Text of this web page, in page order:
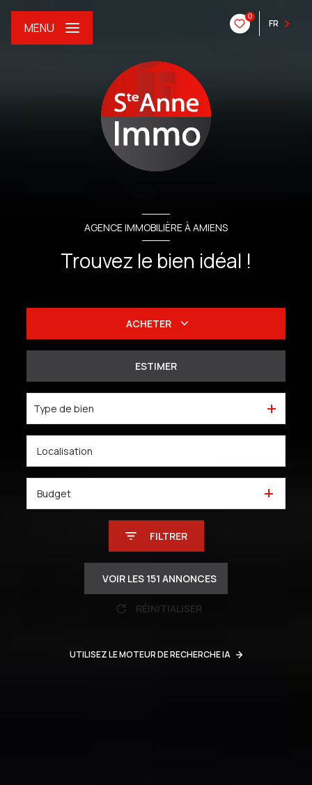
0
FR
MENU
AGENCE IMMOBILIÈRE À AMIENS
Trouvez le bien idéal !
ACHETER
Du neuf
De l'immo pro
ESTIMER
Type de bien
Budget
FILTRER
VOIR LES 151 ANNONCES
RÉINITIALISER
UTILISEZ LE MOTEUR DE RECHERCHE IA